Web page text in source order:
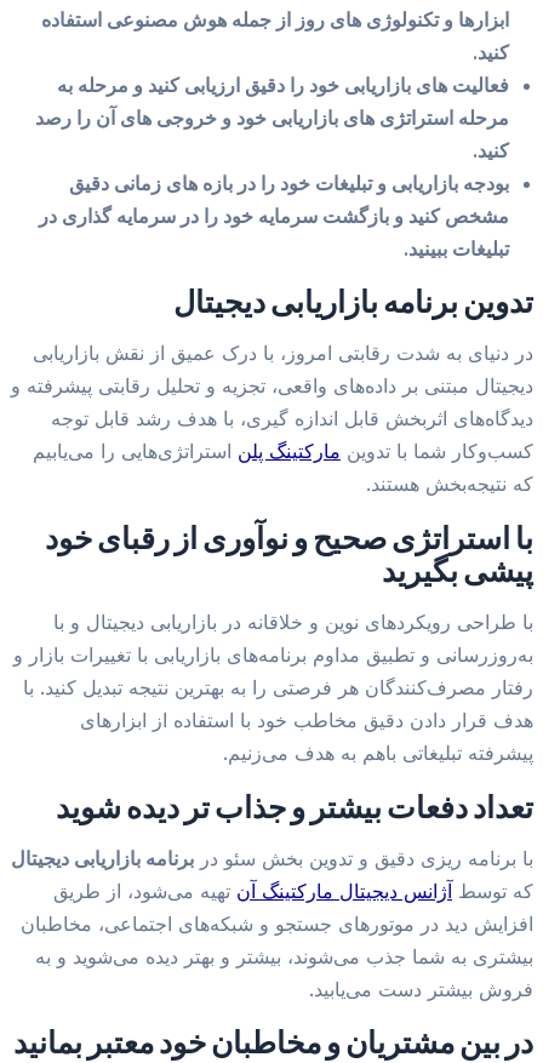
ابزارها و تکنولوژی های روز از جمله هوش مصنوعی استفاده
کنید.
فعالیت های بازاریابی خود را دقیق ارزیابی کنید و مرحله به
مرحله استراتژی های بازاریابی خود و خروجی های آن را رصد
کنید.
بودجه بازاریابی و تبلیغات خود را در بازه های زمانی دقیق
مشخص کنید و بازگشت سرمایه خود را در سرمایه گذاری در
تبلیغات ببینید.
تدوین برنامه بازاریابی دیجیتال
در دنیای به شدت رقابتی امروز، با درک عمیق از نقش بازاریابی
دیجیتال مبتنی بر داده‌های واقعی، تجزیه و تحلیل رقابتی پیشرفته و
دیدگاه‌های اثربخش قابل اندازه گیری، با هدف رشد قابل توجه
کسب‌وکار شما با تدوین مارکتینگ پلن استراتژی‌هایی را می‌یابیم
که نتیجه‌بخش هستند.
با استراتژی صحیح و نوآوری از رقبای خود
پیشی بگیرید
با طراحی رویکردهای نوین و خلاقانه در بازاریابی دیجیتال و با
به‌روزرسانی و تطبیق مداوم برنامه‌های بازاریابی با تغییرات بازار و
رفتار مصرف‌کنندگان هر فرصتی را به بهترین نتیجه تبدیل کنید. با
هدف‌ قرار دادن دقیق مخاطب خود با استفاده از ابزارهای
پیشرفته تبلیغاتی باهم به هدف می‌زنیم.
تعداد دفعات بیشتر و جذاب تر دیده شوید
با برنامه ریزی دقیق و تدوین بخش سئو در برنامه بازاریابی دیجیتال
که توسط آژانس دیجیتال مارکتینگ آن تهیه می‌شود، از طریق
افزایش دید در موتورهای جستجو و شبکه‌های اجتماعی، مخاطبان
بیشتری به شما جذب می‌شوند، بیشتر و بهتر دیده می‌شوید و به
فروش بیشتر دست می‌یابید.
در بین مشتریان و مخاطبان خود معتبر بمانید